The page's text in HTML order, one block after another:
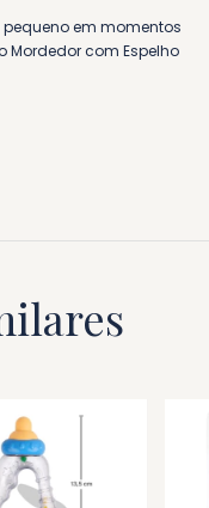
em momentos
com Espelho